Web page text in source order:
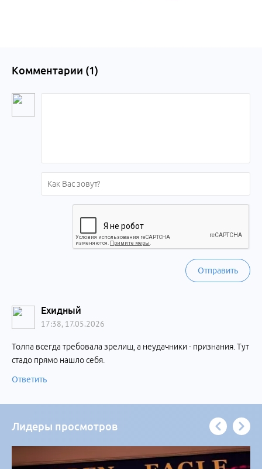
Комментарии (1)
Отправить
Ехидный
17:38, 17.05.2026
Толпа всегда требовала зрелищ, а неудачники - признания. Тут
стадо прямо нашло себя.
Ответить
Лидеры просмотров